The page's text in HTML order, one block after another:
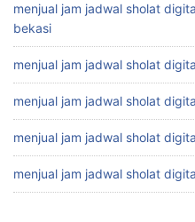
menjual jam jadwal sholat
bekasi
menjual jam jadwal sholat
menjual jam jadwal sholat
menjual jam jadwal sholat
menjual jam jadwal sholat